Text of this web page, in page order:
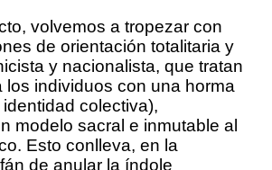
volvemos a tropezar con
de orientación totalitaria y
y nacionalista, que tratan
los individuos con una horma
colectiva),
modelo sacral e inmutable al
Esto conlleva, en la
de anular la índole